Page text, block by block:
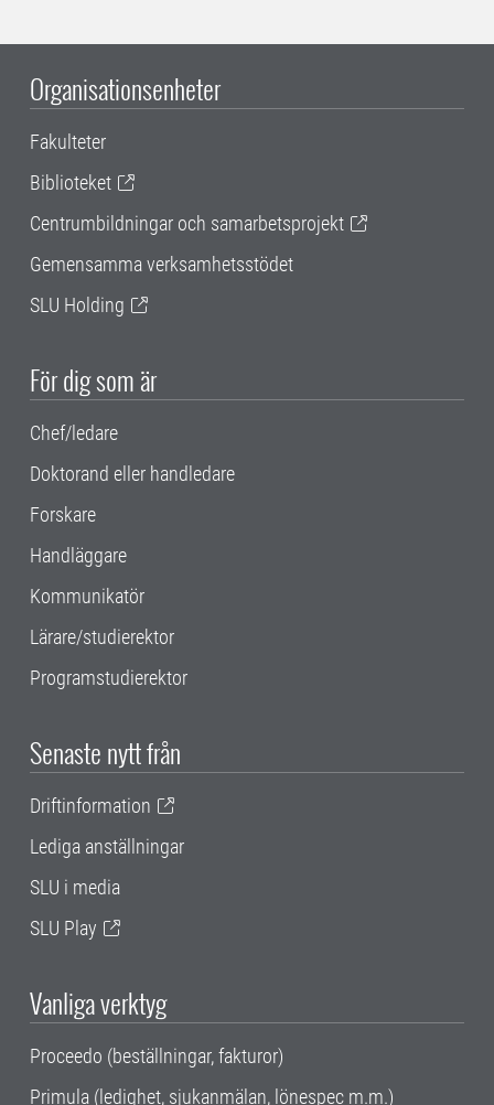
Organisationsenheter
Fakulteter
Biblioteket
Centrumbildningar och samarbetsprojekt
Gemensamma verksamhetsstödet
SLU Holding
För dig som är
Chef/ledare
Doktorand eller handledare
Forskare
Handläggare
Kommunikatör
Lärare/studierektor
Programstudierektor
Senaste nytt från
Driftinformation
Lediga anställningar
SLU i media
SLU Play
Vanliga verktyg
Proceedo (beställningar, fakturor)
Primula (ledighet, sjukanmälan, lönespec m.m.)